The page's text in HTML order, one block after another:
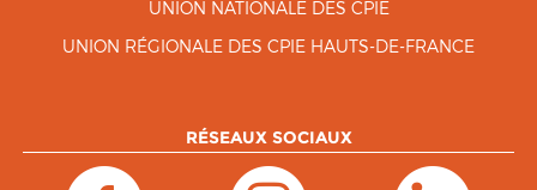
UNION NATIONALE DES CPIE
UNION RÉGIONALE DES CPIE HAUTS-DE-FRANCE
RÉSEAUX SOCIAUX